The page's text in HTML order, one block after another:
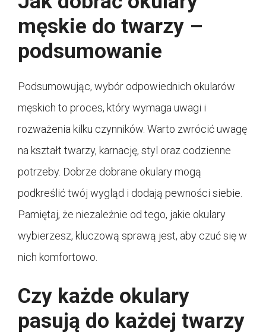
męskie do twarzy –
podsumowanie
Podsumowując, wybór odpowiednich okularów
męskich to proces, który wymaga uwagi i
rozważenia kilku czynników. Warto zwrócić uwagę
na kształt twarzy, karnację, styl oraz codzienne
potrzeby. Dobrze dobrane okulary mogą
podkreślić twój wygląd i dodają pewności siebie.
Pamiętaj, że niezależnie od tego, jakie okulary
wybierzesz, kluczową sprawą jest, aby czuć się w
nich komfortowo.
Czy każde okulary
pasują do każdej twarzy